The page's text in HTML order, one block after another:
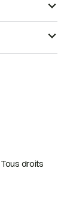
Tous droits